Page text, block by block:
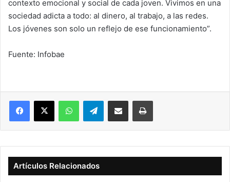
contexto emocional y social de cada joven. Vivimos en una
sociedad adicta a todo: al dinero, al trabajo, a las redes.
Los jóvenes son solo un reflejo de ese funcionamiento”.
Fuente: Infobae
Facebook
X WhatsAppTelegramCompartir vía correo electrónicoImprimir
Artículos Relacionados